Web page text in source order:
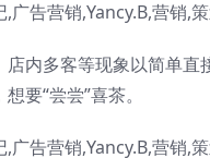
店内多客等现象以简单直
要“尝尝”喜茶。